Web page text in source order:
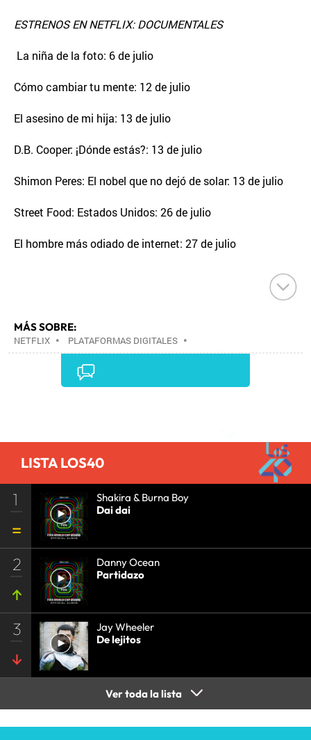
ESTRENOS EN NETFLIX: DOCUMENTALES
La niña de la foto: 6 de julio
Cómo cambiar tu mente: 12 de julio
El asesino de mi hija: 13 de julio
D.B. Cooper: ¡Dónde estás?: 13 de julio
Shimon Peres: El nobel que no dejó de solar: 13 de julio
Street Food: Estados Unidos: 26 de julio
El hombre más odiado de internet: 27 de julio
MÁS SOBRE:
NETFLIX • PLATAFORMAS DIGITALES •
TELEVISIÓN IP•TELEVISIÓN•INTERNET•
•ECONOMÍA
MEDIOS COMUNICACIÓN•COMUNICACIONES•
LISTA LOS40
1
Shakira & Burna Boy
Dai dai
2
Danny Ocean
Partidazo
3
Jay Wheeler
De lejitos
Ver toda la lista